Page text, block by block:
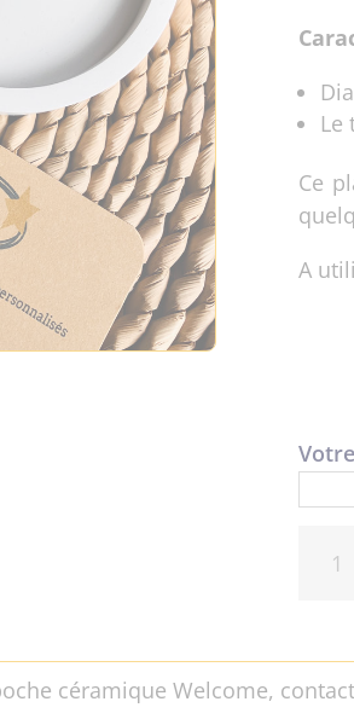
Le
Ce
A
céramique Welcome,